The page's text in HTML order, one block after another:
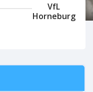
VfL
Horneburg